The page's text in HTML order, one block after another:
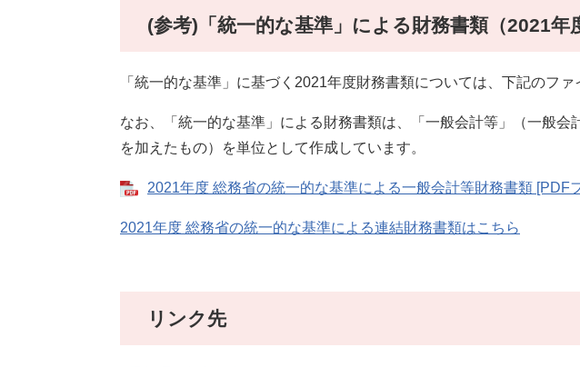
(参考)「統一的な基準」による財務書類（2021年
「統一的な基準」に基づく2021年度財務書類については、下記のファ
なお、「統一的な基準」による財務書類は、「一般会計等」（一般会
を加えたもの）を単位として作成しています。
2021年度 総務省の統一的な基準による一般会計等財務書類 [PDF
2021年度 総務省の統一的な基準による連結財務書類はこちら
リンク先